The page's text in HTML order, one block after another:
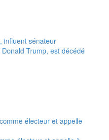
influent sénateur
Trump, est décédé